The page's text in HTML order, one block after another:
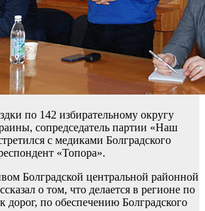
по 142 избирательному округу
сопредседатель партии «Наш
с медиками Болградского
«Топора».
Болградской центральной районной
о том, что делается в регионе по
дорог, по обеспечению Болградского